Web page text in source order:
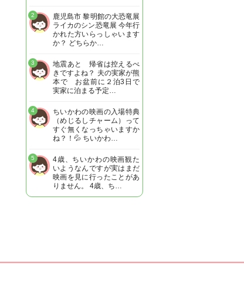
鹿児島市 黎明館の大恐竜展
ライカのシン恐竜展 今年行
かれた方いらっしゃいます
か？ どちらか…
2
地震あと 帰省は控えるべ
きですよね？ 夫の実家が熊
本で お盆前に２泊3日で
実家に泊まる予定…
3
ちいかわの映画の入場特典
（めじるしチャーム）って
すぐ無くなっちゃいますか
ね？！💦 ちいかわ…
4
4歳、ちいかわの映画観た
いようなんですが実はまだ
映画を見に行ったことがあ
りません。 4歳、ち…
5